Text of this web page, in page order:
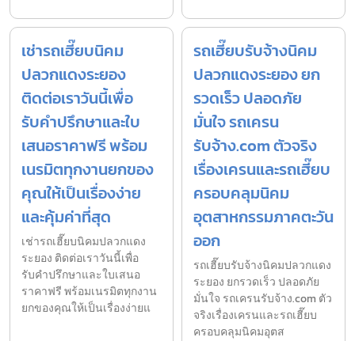
เช่ารถเฮี๊ยบนิคม
ปลวกแดงระยอง
ติดต่อเราวันนี้เพื่อ
รับคำปรึกษาและใบ
เสนอราคาฟรี พร้อม
เนรมิตทุกงานยกของ
คุณให้เป็นเรื่องง่าย
และคุ้มค่าที่สุด
เช่ารถเฮี๊ยบนิคมปลวกแดง
ระยอง ติดต่อเราวันนี้เพื่อ
รับคำปรึกษาและใบเสนอ
ราคาฟรี พร้อมเนรมิตทุกงาน
ยกของคุณให้เป็นเรื่องง่ายแ
รถเฮี๊ยบรับจ้างนิคม
ปลวกแดงระยอง ยก
รวดเร็ว ปลอดภัย
มั่นใจ รถเครน
รับจ้าง.com ตัวจริง
เรื่องเครนและรถเฮี๊ยบ
ครอบคลุมนิคม
อุตสาหกรรมภาคตะวัน
ออก
รถเฮี๊ยบรับจ้างนิคมปลวกแดง
ระยอง ยกรวดเร็ว ปลอดภัย
มั่นใจ รถเครนรับจ้าง.com ตัว
จริงเรื่องเครนและรถเฮี๊ยบ
ครอบคลุมนิคมอุตส